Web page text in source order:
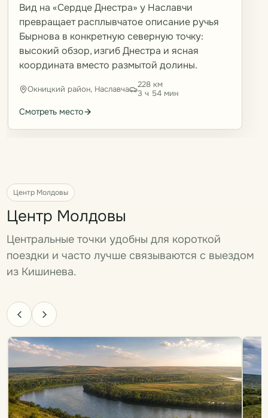
Вид на «Сердце Днестра» у Наславчи
превращает расплывчатое описание ручья
Бырнова в конкретную северную точку:
высокий обзор, изгиб Днестра и ясная
координата вместо размытой долины.
Окницкий район, Наславча
228 км
3 ч 54 мин
Смотреть место
Центр Молдовы
Центр Молдовы
Центральные точки удобны для короткой
поездки и часто лучше связываются с выездом
из Кишинева.